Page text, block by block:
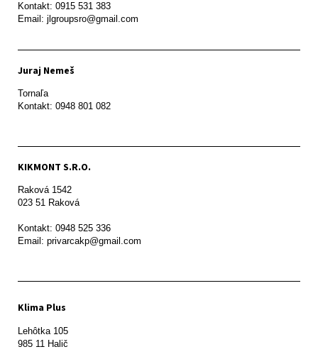
Kontakt: 0915 531 383
Email: jlgroupsro@gmail.com
Juraj Nemeš
Tornaľa
Kontakt: 0948 801 082
KIKMONT S.R.O.
Raková 1542
023 51 Raková
Kontakt: 0948 525 336
Email: privarcakp@gmail.com
Klima Plus
Lehôtka 105
985 11 Halič